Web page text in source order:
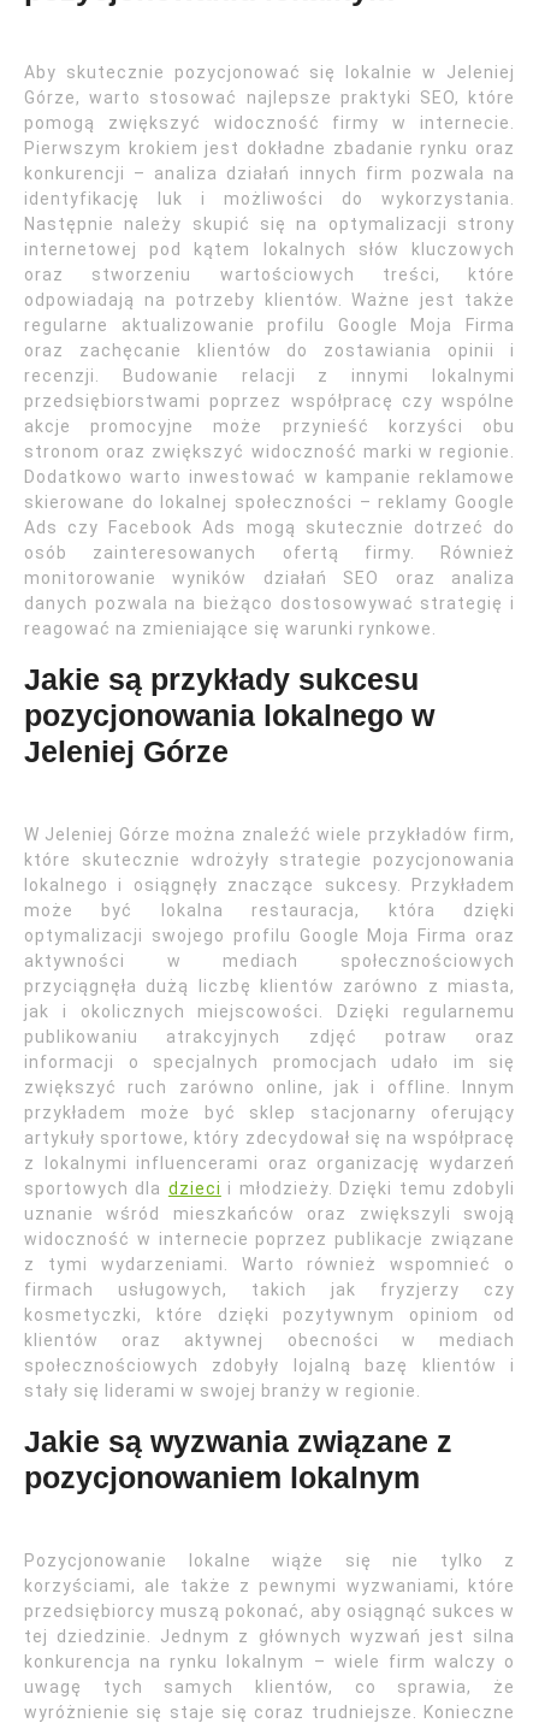
Aby skutecznie pozycjonować się lokalnie w Jeleniej
Górze, warto stosować najlepsze praktyki SEO, które
pomogą zwiększyć widoczność firmy w internecie.
Pierwszym krokiem jest dokładne zbadanie rynku oraz
konkurencji – analiza działań innych firm pozwala na
identyfikację luk i możliwości do wykorzystania.
Następnie należy skupić się na optymalizacji strony
internetowej pod kątem lokalnych słów kluczowych
oraz stworzeniu wartościowych treści, które
odpowiadają na potrzeby klientów. Ważne jest także
regularne aktualizowanie profilu Google Moja Firma
oraz zachęcanie klientów do zostawiania opinii i
recenzji. Budowanie relacji z innymi lokalnymi
przedsiębiorstwami poprzez współpracę czy wspólne
akcje promocyjne może przynieść korzyści obu
stronom oraz zwiększyć widoczność marki w regionie.
Dodatkowo warto inwestować w kampanie reklamowe
skierowane do lokalnej społeczności – reklamy Google
Ads czy Facebook Ads mogą skutecznie dotrzeć do
osób zainteresowanych ofertą firmy. Również
monitorowanie wyników działań SEO oraz analiza
danych pozwala na bieżąco dostosowywać strategię i
reagować na zmieniające się warunki rynkowe.
Jakie są przykłady sukcesu
pozycjonowania lokalnego w
Jeleniej Górze
W Jeleniej Górze można znaleźć wiele przykładów firm,
które skutecznie wdrożyły strategie pozycjonowania
lokalnego i osiągnęły znaczące sukcesy. Przykładem
może być lokalna restauracja, która dzięki
optymalizacji swojego profilu Google Moja Firma oraz
aktywności w mediach społecznościowych
przyciągnęła dużą liczbę klientów zarówno z miasta,
jak i okolicznych miejscowości. Dzięki regularnemu
publikowaniu atrakcyjnych zdjęć potraw oraz
informacji o specjalnych promocjach udało im się
zwiększyć ruch zarówno online, jak i offline. Innym
przykładem może być sklep stacjonarny oferujący
artykuły sportowe, który zdecydował się na współpracę
z lokalnymi influencerami oraz organizację wydarzeń
sportowych dla dzieci i młodzieży. Dzięki temu zdobyli
uznanie wśród mieszkańców oraz zwiększyli swoją
widoczność w internecie poprzez publikacje związane
z tymi wydarzeniami. Warto również wspomnieć o
firmach usługowych, takich jak fryzjerzy czy
kosmetyczki, które dzięki pozytywnym opiniom od
klientów oraz aktywnej obecności w mediach
społecznościowych zdobyły lojalną bazę klientów i
stały się liderami w swojej branży w regionie.
Jakie są wyzwania związane z
pozycjonowaniem lokalnym
Pozycjonowanie lokalne wiąże się nie tylko z
korzyściami, ale także z pewnymi wyzwaniami, które
przedsiębiorcy muszą pokonać, aby osiągnąć sukces w
tej dziedzinie. Jednym z głównych wyzwań jest silna
konkurencja na rynku lokalnym – wiele firm walczy o
uwagę tych samych klientów, co sprawia, że
wyróżnienie się staje się coraz trudniejsze. Konieczne